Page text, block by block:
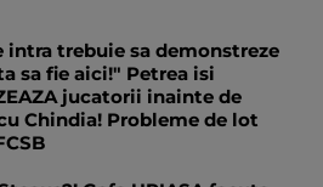
intra trebuie sa demonstreze
sa fie aici!" Petrea isi
jucatorii inainte de
Chindia! Probleme de lot